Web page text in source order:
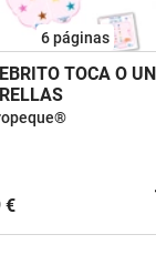
6páginas
TOCA O
€